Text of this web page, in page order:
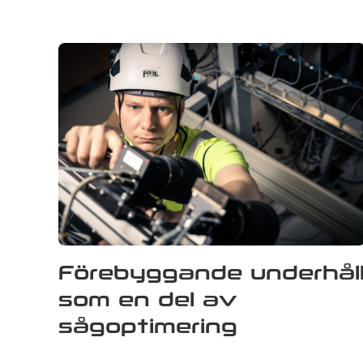
Förebyggande
som en del av
sågoptimering